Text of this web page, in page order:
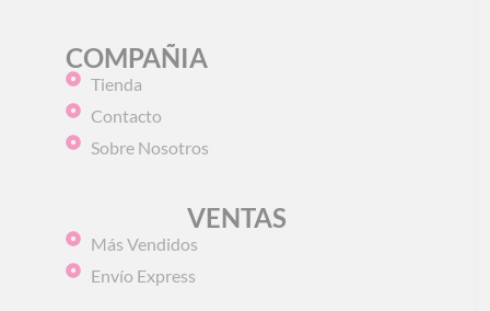
COMPAÑIA
Tienda
Contacto
Sobre Nosotros
VENTAS
Más Vendidos
Envío Express